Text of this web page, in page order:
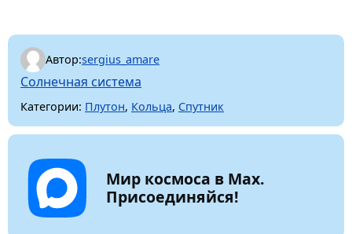
Автор:sergius_amare
Солнечная система
Категории: Плутон, Кольца, Спутник
Мир космоса в Max.
Присоединяйся!